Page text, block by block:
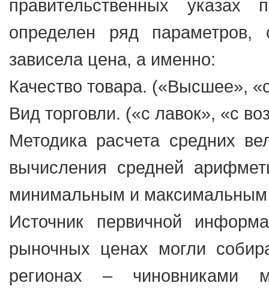
правительственных
определен ряд параметров,
зависела цена, а именно:
Качество товара. («Высшее»,
Вид торговли. («с лавок», «с
Методика расчета средних
вычисления средней
минимальным и максимальным
Источник первичной
рыночных ценах могли
регионах – чиновниками